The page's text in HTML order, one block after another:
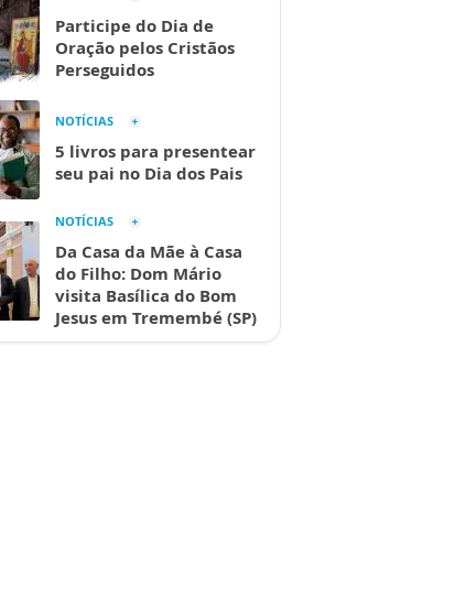
Participe do Dia de
Oração pelos Cristãos
Perseguidos
NOTÍCIAS
5 livros para presentear
seu pai no Dia dos Pais
NOTÍCIAS
Da Casa da Mãe à Casa
do Filho: Dom Mário
visita Basílica do Bom
Jesus em Tremembé (SP)